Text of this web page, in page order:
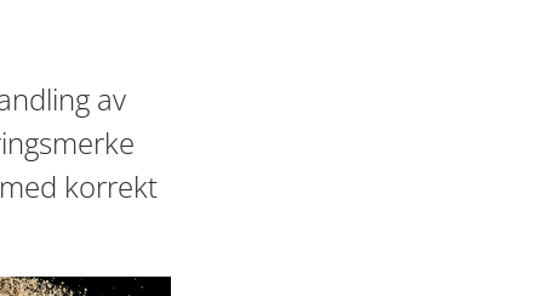
av
korrekt